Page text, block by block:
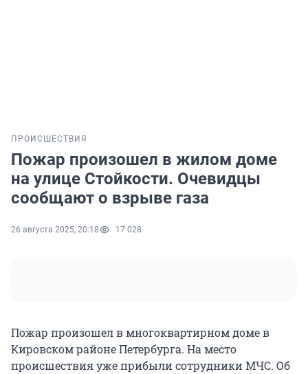
ПРОИСШЕСТВИЯ
Пожар произошел в жилом доме
на улице Стойкости. Очевидцы
сообщают о взрыве газа
26 августа 2025, 20:18 17 028
Пожар произошел в многоквартирном доме в
Кировском районе Петербурга. На место
происшествия уже прибыли сотрудники МЧС. Об